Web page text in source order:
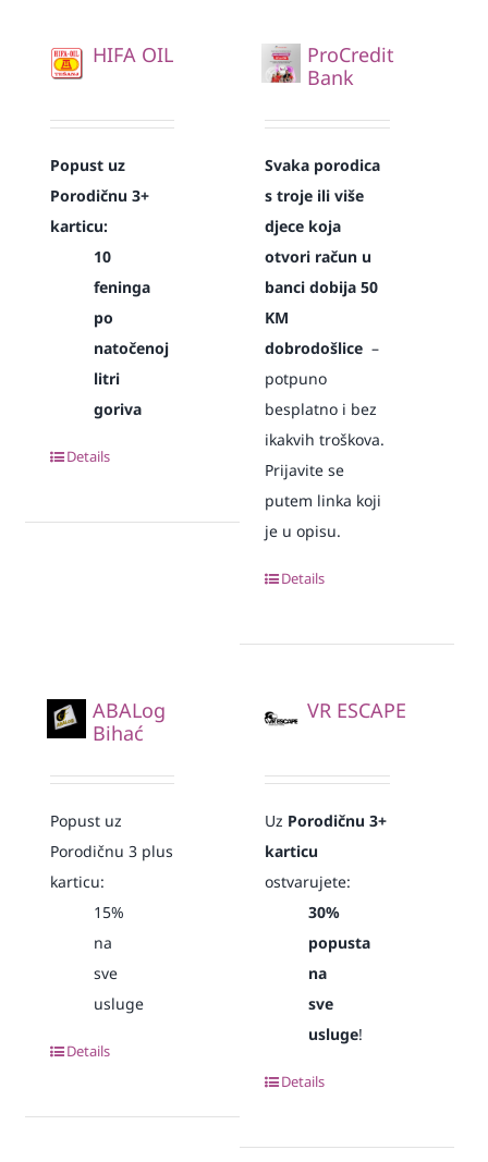
HIFA OIL
Popust uz
Porodičnu 3+
karticu:
10
feninga
po
natočenoj
litri
goriva
Details
ProCredit
Bank
Svaka porodica
s troje ili više
djece koja
otvori račun u
banci dobija 50
KM
dobrodošlice –
potpuno
besplatno i bez
ikakvih troškova.
Prijavite se
putem linka koji
je u opisu.
Details
ABALog
Bihać
Popust uz
Porodičnu 3 plus
karticu:
15%
na
sve
usluge
Details
VR ESCAPE
Uz Porodičnu 3+
karticu
ostvarujete:
30%
popusta
na
sve
usluge!
Details